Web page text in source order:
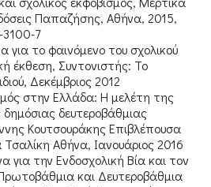
Παπαζήσης, Αθήνα, 2015,
7
για το φαινόμενο του σχολικού
έκθεση, Συντονιστής: Το
Δεκέμβριος 2012
στην Ελλάδα: Η μελέτη της
δευτεροβάθμιας
Κουτσουράκης Επιβλέπουσα
Τσαλίκη Αθήνα, Ιανουάριος 2016
για την Ενδοσχολική Βία και τον
και Δευτεροβάθμια